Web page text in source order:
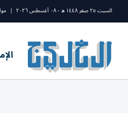
السبت ٢٥ صفر ١٤٤٨ ه - ٠٨ أغسطس ٢٠٢٦ |